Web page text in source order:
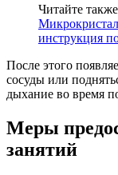
Читайте
инструкция
После этого
сосуды или
дыхание во время
Меры
занятий